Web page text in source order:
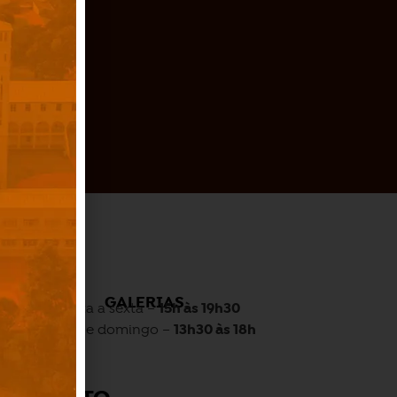
GALERIAS
Quarta a sexta –15h às 19h30
Sábado e domingo –13h30 às 18h